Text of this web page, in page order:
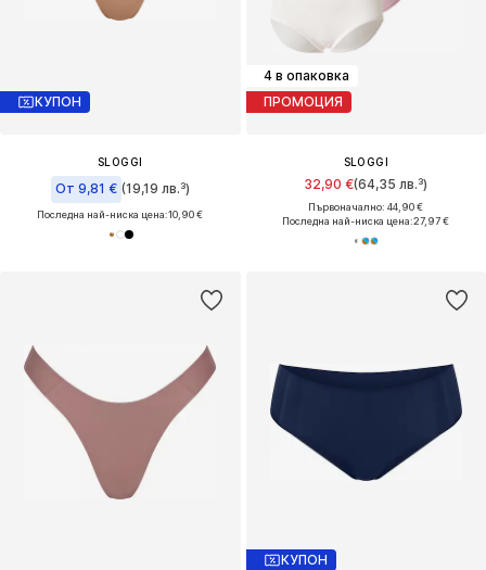
КУПОН
SLOGGI
От 9,81 € (19,19 лв.³)
Последна най-ниска цена:10,90 €
4 в опаковка
ПРОМОЦИЯ
SLOGGI
32,90 €(64,35 лв.³)
Първоначално: 44,90 €
Последна най-ниска цена:27,97 €
КУПОН